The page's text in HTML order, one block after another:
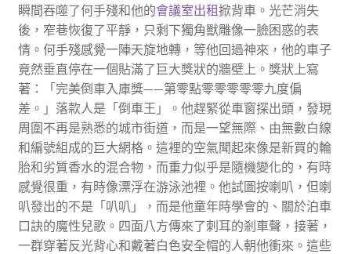
瞬間吞噬了何手殘和他的會議室出租掀背車。光芒消失
後，窄巷恢復了平靜，只剩下獨角獸雕像一臉困惑的表
情。何手殘感覺一陣天旋地轉，等他回過神來，他的車子
竟然垂直停在一個貼滿了巨大獎狀的牆壁上。獎狀上寫
著：「完美倒車入庫獎——第零點零零零零零九度偏
差。」落款人是「倒車王」。他趕緊從車窗探出頭，發現
周圍不再是熟悉的城市街道，而是一望無際、由無數白線
和編號組成的巨大網格。這裡的空氣聞起來像是新買的輪
胎和劣質香水的混合物，而重力似乎是隨機變化的，有時
感覺很重，有時像漂浮在游泳池裡。他試圖按喇叭，但喇
叭發出的不是「叭叭」，而是他童年時學會的、關於泊車
口訣的魔性兒歌。四面八方傳來了刺耳的剎車聲，接著，
一群穿著反光背心和戴著白色安全帽的人朝他衝來。這些